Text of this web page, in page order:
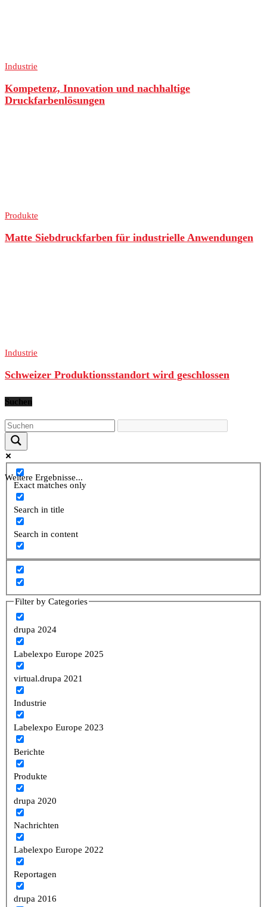
Industrie
Kompetenz, Innovation und nachhaltige
Druckfarbenlösungen
Produkte
Matte Siebdruckfarben für industrielle Anwendungen
Industrie
Schweizer Produktionsstandort wird geschlossen
Suchen
Weitere Ergebnisse...
Exact matches only
Search in title
Search in content
Filter by Categories
drupa 2024
Labelexpo Europe 2025
virtual.drupa 2021
Industrie
Labelexpo Europe 2023
Berichte
Produkte
drupa 2020
Nachrichten
Labelexpo Europe 2022
Reportagen
drupa 2016